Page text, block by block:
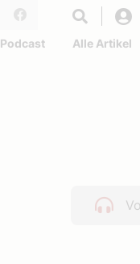
Facebook
Podcast Alle Artikel